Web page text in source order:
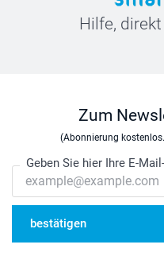
Hilfe,
Zum
(Abonnierung
Geben Sie hier Ihre E-
bestätigen